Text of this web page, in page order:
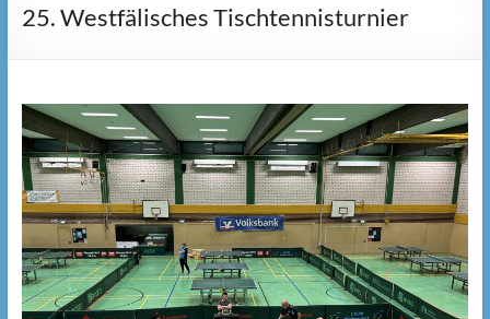
25. Westfälisches Tischtennisturnier